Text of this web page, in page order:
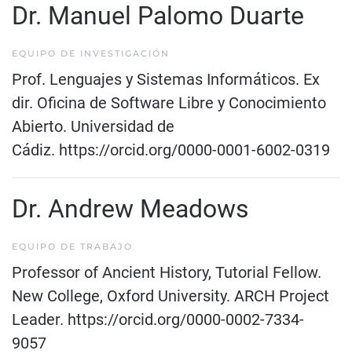
Dr. Manuel Palomo Duarte
EQUIPO DE INVESTIGACIÓN
Prof. Lenguajes y Sistemas Informáticos. Ex
dir. Oficina de Software Libre y Conocimiento
Abierto. Universidad de
Cádiz. https://orcid.org/0000-0001-6002-0319
Dr. Andrew Meadows
EQUIPO DE TRABAJO
Professor of Ancient History, Tutorial Fellow.
New College, Oxford University. ARCH Project
Leader. https://orcid.org/0000-0002-7334-
9057